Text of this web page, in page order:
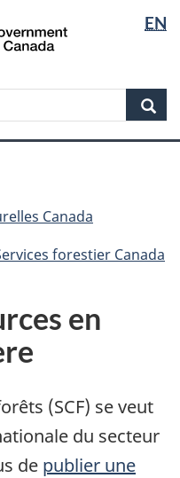
langue
EN
Canada
Canada
forestier Canada
en
(SCF) se veut
du secteur
de publier une